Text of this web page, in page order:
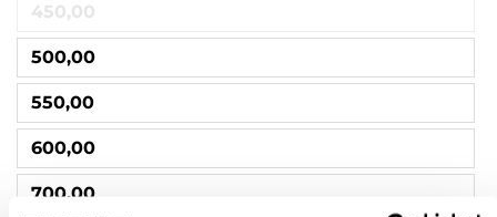
450,00
500,00
550,00
600,00
700,00